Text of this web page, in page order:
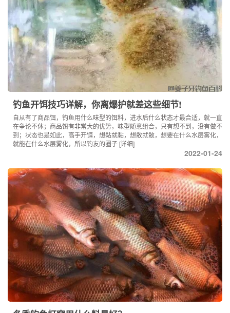
钓鱼开饵技巧详解，你离爆护就差这些细节!
自从有了商品饵，钓鱼用什么味型的饵料，进水后什么状态才最合适，就一直
在争论不休；商品饵有非常大的优势，味型随意组合，只有想不到，没有做不
到；状态也是如此，高手开饵，想黏就黏，想散就散，想要在什么水层雾化，
就能在什么水层雾化，所以钓友的圈子[详细]
2022-01-24